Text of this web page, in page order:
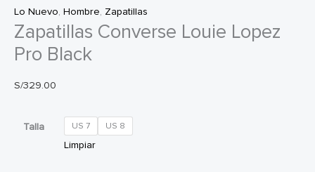
Lo Nuevo, Hombre, Zapatillas
Zapatillas Converse Louie Lopez
Pro Black
S/329.00
Talla US 7 US 8
Limpiar